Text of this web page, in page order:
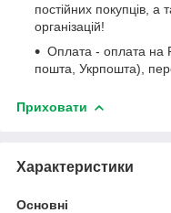
постійних покупців, а
організацій!
Оплата - оплата на
пошта, Укрпошта),
Приховати
Характеристики
Основні